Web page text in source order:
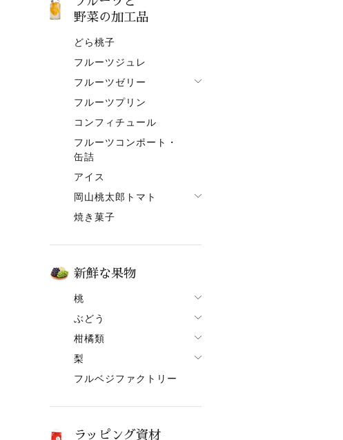
野菜の加工品
どら桃子
フルーツジュレ
フルーツゼリー
フルーツゼリー一覧
果肉入りタイプ
ピューレタイプ
フルーツプリン
コンフィチュール
フルーツコンポート・
缶詰
アイス
岡山桃太郎トマト
でざあととまと
焼き菓子
新鮮な果物
桃
桃一覧
白鳳【7月上旬～】
おかやま夢白桃【7月中
ぶどう
ぶどう一覧
シャインマスカット
柑橘類
せとか
梨
梨一覧
フルベジファクトリー
ラッピング資材